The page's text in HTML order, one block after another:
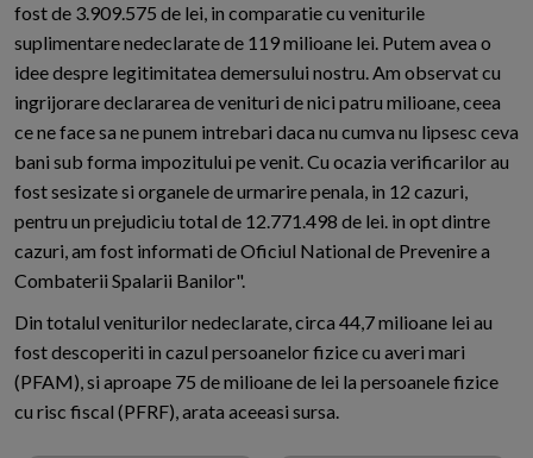
fost de 3.909.575 de lei, in comparatie cu veniturile
suplimentare nedeclarate de 119 milioane lei. Putem avea o
idee despre legitimitatea demersului nostru. Am observat cu
ingrijorare declararea de venituri de nici patru milioane, ceea
ce ne face sa ne punem intrebari daca nu cumva nu lipsesc ceva
bani sub forma impozitului pe venit. Cu ocazia verificarilor au
fost sesizate si organele de urmarire penala, in 12 cazuri,
pentru un prejudiciu total de 12.771.498 de lei. in opt dintre
cazuri, am fost informati de Oficiul National de Prevenire a
Combaterii Spalarii Banilor".
Din totalul veniturilor nedeclarate, circa 44,7 milioane lei au
fost descoperiti in cazul persoanelor fizice cu averi mari
(PFAM), si aproape 75 de milioane de lei la persoanele fizice
cu risc fiscal (PFRF), arata aceeasi sursa.